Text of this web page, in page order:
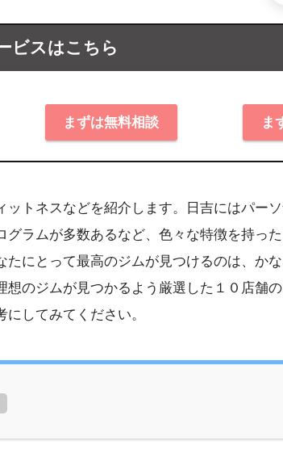
ビスはこちら
まずは無料相談 ま
ットネスなどを紹介します。日吉にはパー
グラムが多数あるなど、色々な特徴を持っ
たにとって最高のジムが見つけるのは、か
想のジムが見つかるよう厳選した１０店舗
してみてください。